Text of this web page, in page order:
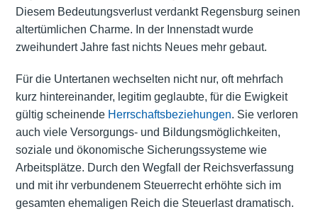
Diesem Bedeutungsverlust verdankt Regensburg seinen
altertümlichen Charme. In der Innenstadt wurde
zweihundert Jahre fast nichts Neues mehr gebaut.
Für die Untertanen wechselten nicht nur, oft mehrfach
kurz hintereinander, legitim geglaubte, für die Ewigkeit
gültig scheinende Herrschaftsbeziehungen. Sie verloren
auch viele Versorgungs- und Bildungsmöglichkeiten,
soziale und ökonomische Sicherungssysteme wie
Arbeitsplätze. Durch den Wegfall der Reichsverfassung
und mit ihr verbundenem Steuerrecht erhöhte sich im
gesamten ehemaligen Reich die Steuerlast dramatisch.